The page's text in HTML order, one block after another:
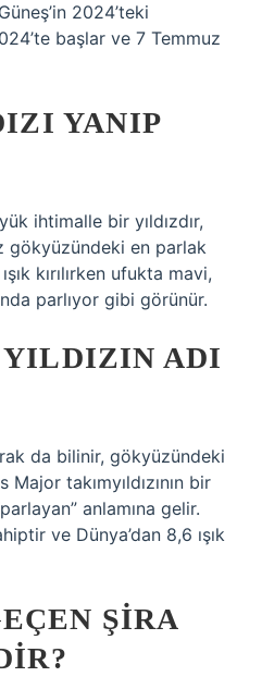
2024’teki
başlar ve 7 Temmuz
YANIP
ihtimalle bir yıldızdır,
gökyüzündeki en parlak
kırılırken ufukta mavi,
parlıyor gibi görünür.
ADI
da bilinir, gökyüzündeki
Major takımyıldızının bir
anlamına gelir.
ve Dünya’dan 8,6 ışık
ŞIRA